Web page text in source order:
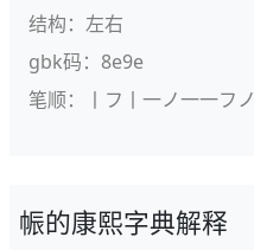
结构：左右
gbk码：8e9e
笔顺：丨フ丨一ノ一一フ
帪的康熙字典解释